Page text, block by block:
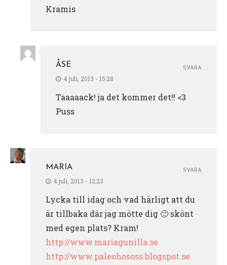
Kramis
ÅSE
4 juli, 2013 - 15:28
Taaaaack! ja det kommer det!! <3
Puss
SVARA
MARIA
4 juli, 2013 - 12:23
Lycka till idag och vad härligt att du
är tillbaka där jag mötte dig 🙂 skönt
med egen plats? Kram!
http://www.mariagunilla.se
http://www.paleohososs.blogspot.se
SVARA